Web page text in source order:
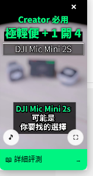
經港珠澳大橋再
×
🎵 ⛶
📖 詳細評測 →